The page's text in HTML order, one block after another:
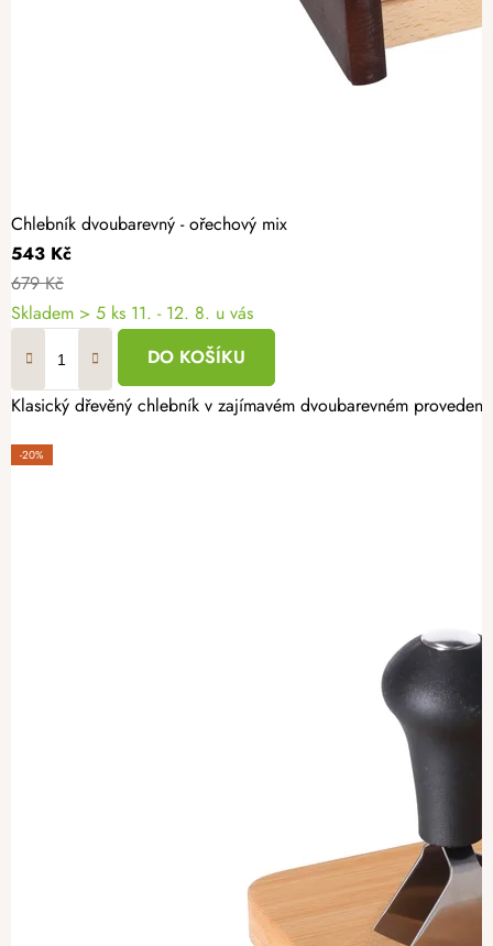
Chlebník dvoubarevný - ořechový mix
543 Kč
679 Kč
Skladem > 5 ks 11. - 12. 8. u vás
DO KOŠÍKU
Klasický dřevěný chlebník v zajímavém dvoubarevném
-20%